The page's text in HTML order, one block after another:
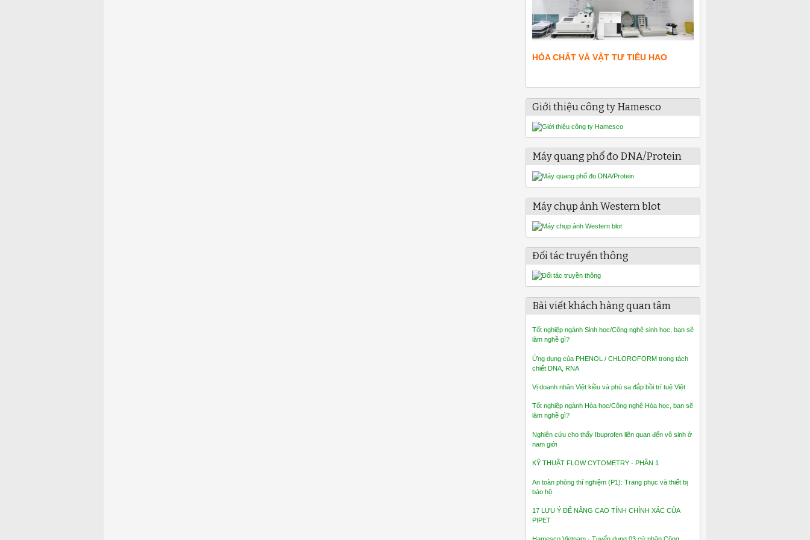
HÓA CHẤT VÀ VẬT TƯ TIÊU HAO
Giới thiệu công ty Hamesco
Máy quang phổ đo DNA/Protein
Máy chụp ảnh Western blot
Đối tác truyền thông
Bài viết khách hàng quan tâm
Tốt nghiệp ngành Sinh học/Công nghệ sinh học, bạn sẽ
làm nghề gì?
Ứng dụng của PHENOL / CHLOROFORM trong tách
chiết DNA, RNA
Vị doanh nhân Việt kiều và phù sa đắp bồi trí tuệ Việt
Tốt nghiệp ngành Hóa học/Công nghệ Hóa học, bạn sẽ
làm nghề gì?
Nghiên cứu cho thấy Ibuprofen liên quan đến vô sinh ở
nam giới
KỸ THUẬT FLOW CYTOMETRY - PHẦN 1
An toàn phòng thí nghiệm (P1): Trang phục và thiết bị
bảo hộ
17 LƯU Ý ĐỂ NÂNG CAO TÍNH CHÍNH XÁC CỦA
PIPET